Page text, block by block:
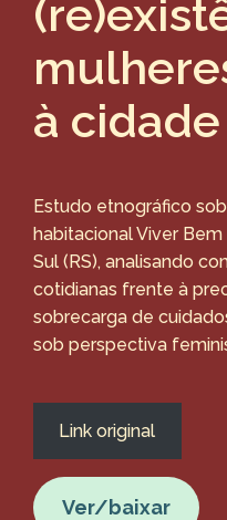
à cidade
Estudo etnográfico
habitacional Viver
Sul (RS), analisando
cotidianas frente à
sobrecarga de
sob perspectiva
Link original
Ver/baixar